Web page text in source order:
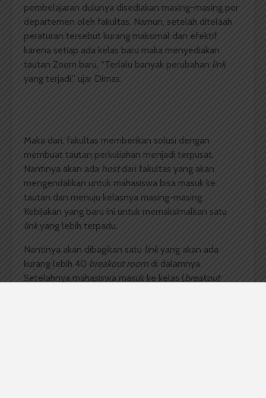
pembelajaran dulunya disediakan masing-masing per
departemen oleh fakultas. Namun, setelah ditelaah
peraturan tersebut kurang maksimal dan efektif
karena setiap ada kelas baru maka menyediakan
tautan Zoom baru, “Terlalu banyak perubahan link
yang terjadi,” ujar Dimas.
Maka dari, fakultas memberikan solusi dengan
membuat tautan perkuliahan menjadi terpusat.
Nantinya akan ada hostdari fakultas yang akan
mengendalikan untuk mahasiswa bisa masuk ke
tautan dan menuju kelasnya masing-masing.
Kebijakan yang baru ini untuk memaksimalkan satu
linkyang lebih terpadu.
Nantinya akan dibagikan satu linkyang akan ada
kurang lebih 40 breakout roomdi dalamnya.
Setelahnya mahasiswa masuk ke kelas (breakout